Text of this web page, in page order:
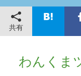
共有
わんくま